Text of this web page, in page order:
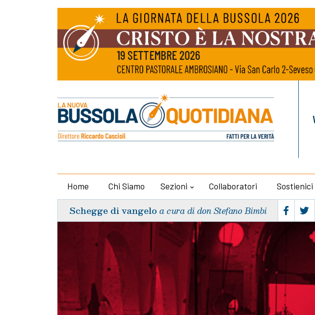
Home Chi Siamo Sezioni Collaboratori Sostienici
Schegge di vangelo a cura di don Stefano Bimbi